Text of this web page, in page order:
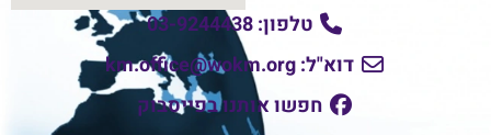
טלפון: 03-9244438
דוא"ל: km.office@wokm.org
חפשו אותנו בפייסבוק